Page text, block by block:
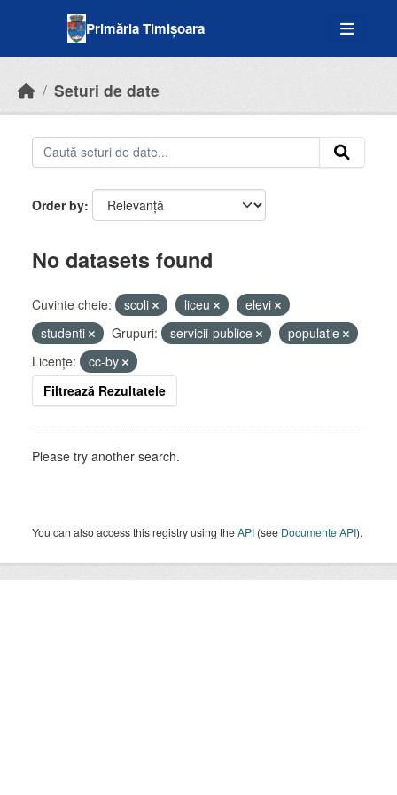
Primăria Timișoara
Seturi de date
Order by
No datasets found
Cuvinte cheie: scoli liceu
elevi
studenti
Grupuri: servicii-publice
populatie
Licenţe:
cc-by
Filtrează Rezultatele
Please try another search.
You can also access this registry using theAPI (see Documente API).